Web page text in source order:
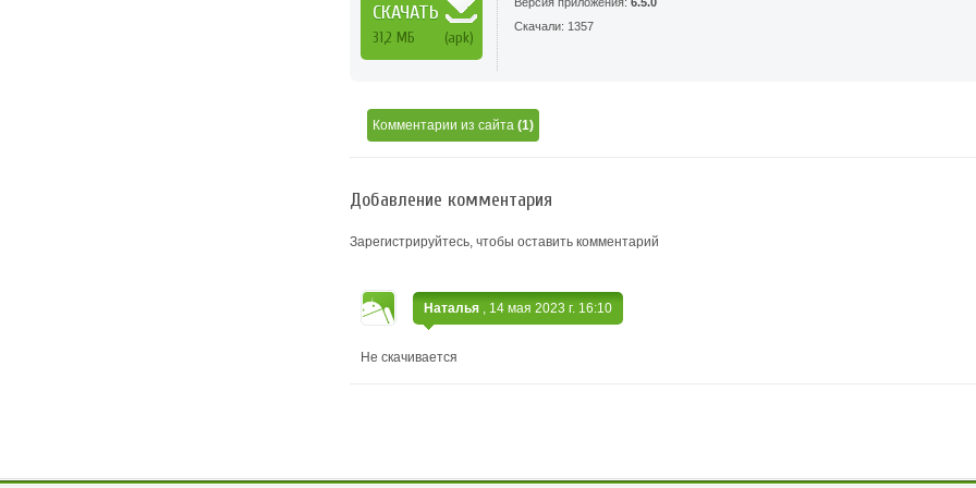
СКАЧАТЬ
31,2 МБ (apk)
Скачали: 1357
Комментарии из сайта (1)
Добавление комментария
Зарегистрируйтесь, чтобы оставить комментарий
Наталья , 14 мая 2023 г. 16:10
Не скачивается